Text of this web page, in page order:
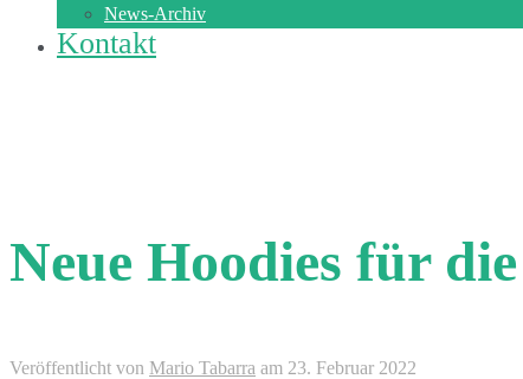
News-Archiv
Kontakt
Neue Hoodies für
Veröffentlicht von Mario Tabarra am 23. Februar 2022